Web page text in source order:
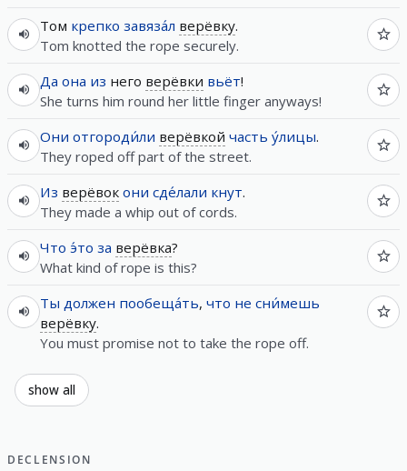
Том крепко завяза́л верёвку.
Tom knotted the rope securely.
Да она из него верёвки вьёт!
She turns him round her little finger anyways!
Они отгороди́ли верёвкой часть у́лицы.
They roped off part of the street.
Из верёвок они сде́лали кнут.
They made a whip out of cords.
Что э́то за верёвка?
What kind of rope is this?
Ты должен пообеща́ть, что не сни́мешь
верёвку.
You must promise not to take the rope off.
show all
DECLENSION